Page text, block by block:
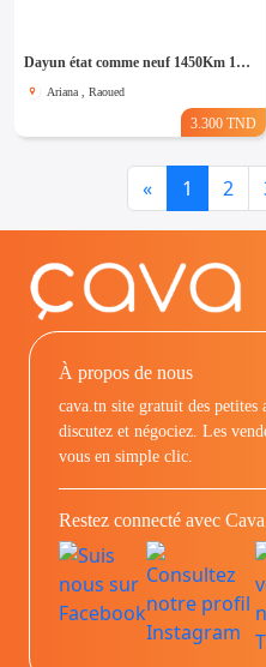
Dayun état comme neuf 1450Km 125CC
Ariana , Raoued
3.300 TND
«Previous
1 2
À propos de nous
cava.tn site gratuit des petites
discutez et négociez. Les
vous en simple clic.
Restez connecté avec Cava